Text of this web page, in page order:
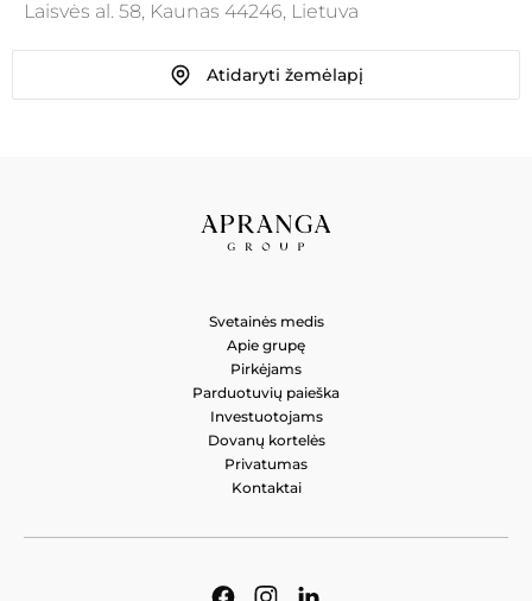
Laisvės al. 58, Kaunas 44246, Lietuva
MADOS LINIJA VYRAMSAtidaryti žemėlapį
Svetainės medis
Apie grupę
Pirkėjams
Parduotuvių paieška
Investuotojams
Dovanų kortelės
Privatumas
Kontaktai